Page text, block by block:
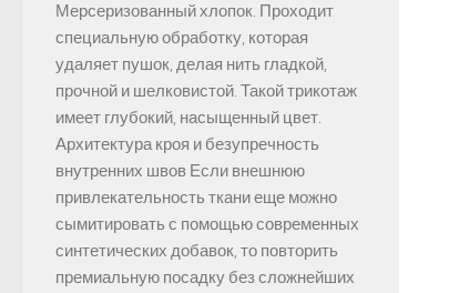
Мерсеризованный хлопок. Проходит
специальную обработку, которая
удаляет пушок, делая нить гладкой,
прочной и шелковистой. Такой трикотаж
имеет глубокий, насыщенный цвет.
Архитектура кроя и безупречность
внутренних швов Если внешнюю
привлекательность ткани еще можно
сымитировать с помощью современных
синтетических добавок, то повторить
премиальную посадку без сложнейших